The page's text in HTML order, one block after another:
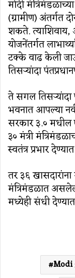
मोदी
(ग्रामीण) अंतर्गत
शकते. त्याशिवाय,
योजनेंतर्गत
टक्के वाढ केली
तिसऱ्यांदा
ते सगल तिसऱ्यांदा
भवनात आपल्या
सरकार ३.० मधील
३० मंत्री
स्वतंत्र प्रभार
तर ३६
मंत्रिमंडळात
मध्येही संधी
Modi